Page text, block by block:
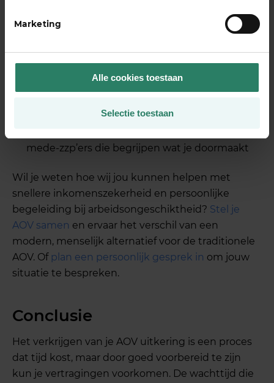
Marketing
Alle cookies toestaan
Selectie toestaan
moet wachten op goedkeuringen
onze groepsverzekering het over, eventueel
staat er niet alleen voor, maar wordt
mede-zzp’ers die begrijpen wat je doormaakt
Wil je weten hoe wij jou kunnen helpen met
snellere inkomenszekerheid en persoonlijke
begeleiding bij arbeidsongeschiktheid? Stel je
AOV samen en ervaar het verschil van een
modern, menselijk alternatief voor de traditionele
AOV. Of plan een persoonlijk gesprek in om jouw
situatie te bespreken.
Conclusie
Het verkrijgen van je AOV uitkering is een proces
dat tijd kost, maar door goed voorbereid te zijn
kun je vertragingen voorkomen. De wachttijd die